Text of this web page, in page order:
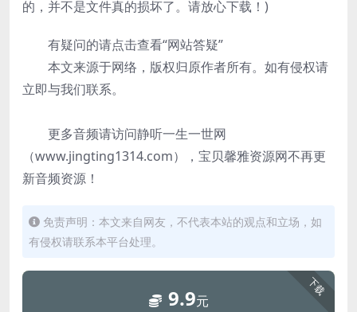
的，并不是文件真的损坏了。请放心下载！)
有疑问的请点击查看“网站答疑”
本文来源于网络，版权归原作者所有。如有侵权请
立即与我们联系。
更多音频请访问静听一生一世网
（www.jingting1314.com），宝贝馨雅资源网不再更
新音频资源！
免责声明：本文来自网友，不代表本站的观点和立场，如
有侵权请联系本平台处理。
下载
9.9元